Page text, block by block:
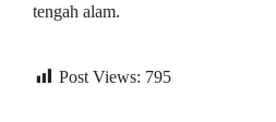
tengah alam.
Post Views: 795